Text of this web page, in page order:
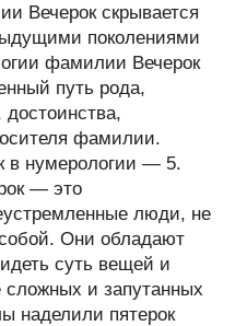
Вечерок скрывается
поколениями
фамилии Вечерок
путь рода,
фамилии.
в нумерологии — 5.
— это
люди, не
Они обладают
суть вещей и
сложных и запутанных
наделили пятерок